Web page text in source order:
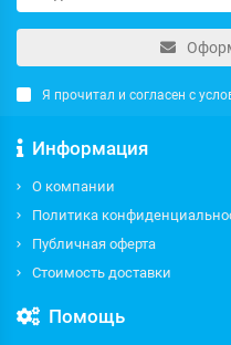
Я прочитал и согласен с
Информация
О компании
Политика
Публичная оферта
Стоимость доставки
Помощь